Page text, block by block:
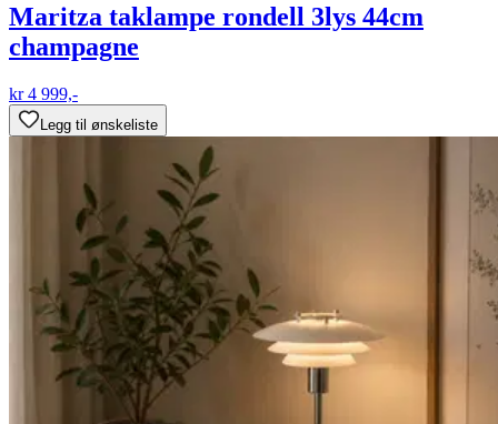
Maritza taklampe rondell 3lys 44cm
champagne
kr 4 999,-
Legg til ønskeliste